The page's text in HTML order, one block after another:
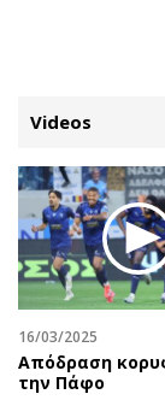
ΚΑΤΗΓΟΡΙΕΣ
Κύπρος
Παιδεία
Υγεία
Πολιτική
Βουλευτικές 2026
Videos
16/03/2025
Απόδραση
την Πάφο